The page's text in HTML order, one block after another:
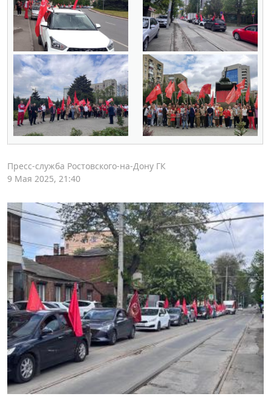
Пресс-служба Ростовского-на-Дону ГК
9 Мая 2025, 21:40